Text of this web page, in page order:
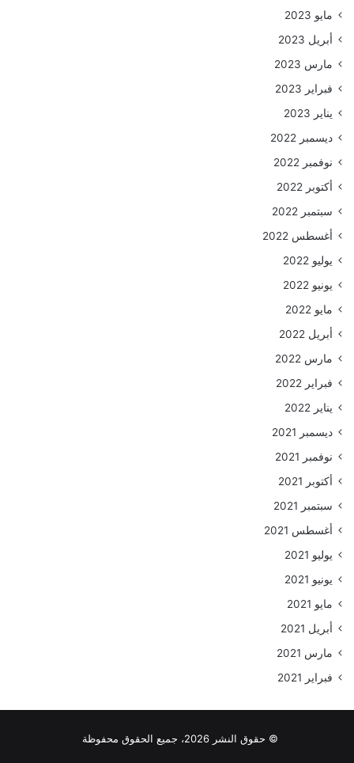
مايو 2023
أبريل 2023
مارس 2023
فبراير 2023
يناير 2023
ديسمبر 2022
نوفمبر 2022
أكتوبر 2022
سبتمبر 2022
أغسطس 2022
يوليو 2022
يونيو 2022
مايو 2022
أبريل 2022
مارس 2022
فبراير 2022
يناير 2022
ديسمبر 2021
نوفمبر 2021
أكتوبر 2021
سبتمبر 2021
أغسطس 2021
يوليو 2021
يونيو 2021
مايو 2021
أبريل 2021
مارس 2021
فبراير 2021
© حقوق النشر 2026، جميع الحقوق محفوظة